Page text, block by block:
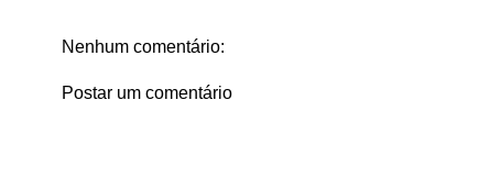
Nenhum comentário:
Postar um comentário